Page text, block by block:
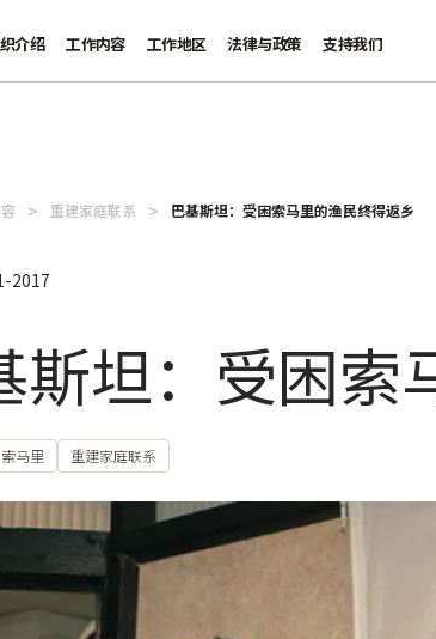
介绍 工作内容 工作地区 法律与政策 支持我们
重建家庭联系 巴基斯坦：受困索马里的渔民终得返乡
2017
斯坦：受困索
索马里 重建家庭联系